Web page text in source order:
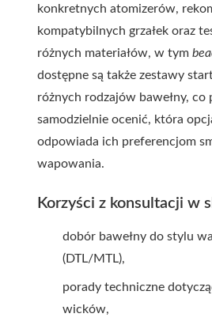
konkretnych atomizerów,
kompatybilnych grzałek oraz
różnych materiałów, w tym
dostępne są także zestawy
różnych rodzajów bawełny, co
samodzielnie ocenić, która
odpowiada ich preferencjom
wapowania.
Korzyści z konsultacji w
dobór bawełny do stylu
(DTL/MTL),
porady techniczne
wicków,